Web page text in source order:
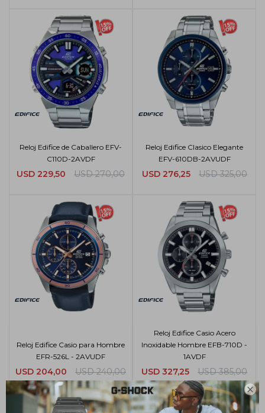

Reloj Edifice de Caballero EFV-
C110D-2AVDF
USD 229,50 USD 270,00
Reloj Edifice Clasico Elegante
EFV-610DB-2AVUDF
USD 276,25 USD 325,00
Reloj Edifice Casio para Hombre
EFR-526L - 2AVUDF
USD 204,00 USD 240,00
Reloj Edifice Casio Acero
Inoxidable Hombre EFB-710D -
1AVDF
USD 327,25 USD 385,00